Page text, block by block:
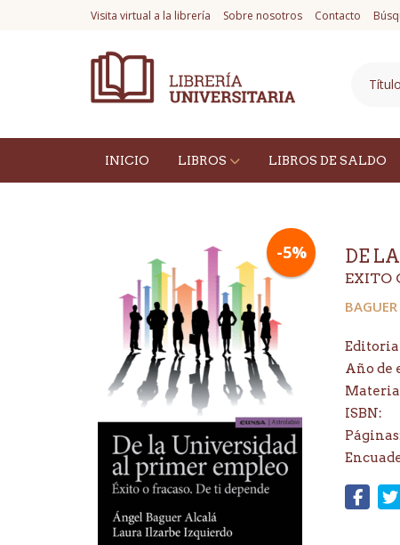
Visita virtual a la librería Sobre nosotros Contacto
INICIO LIBROS LIBROS DE SALDO
-5% DE
EXITO
Año de
Materia
ISBN: